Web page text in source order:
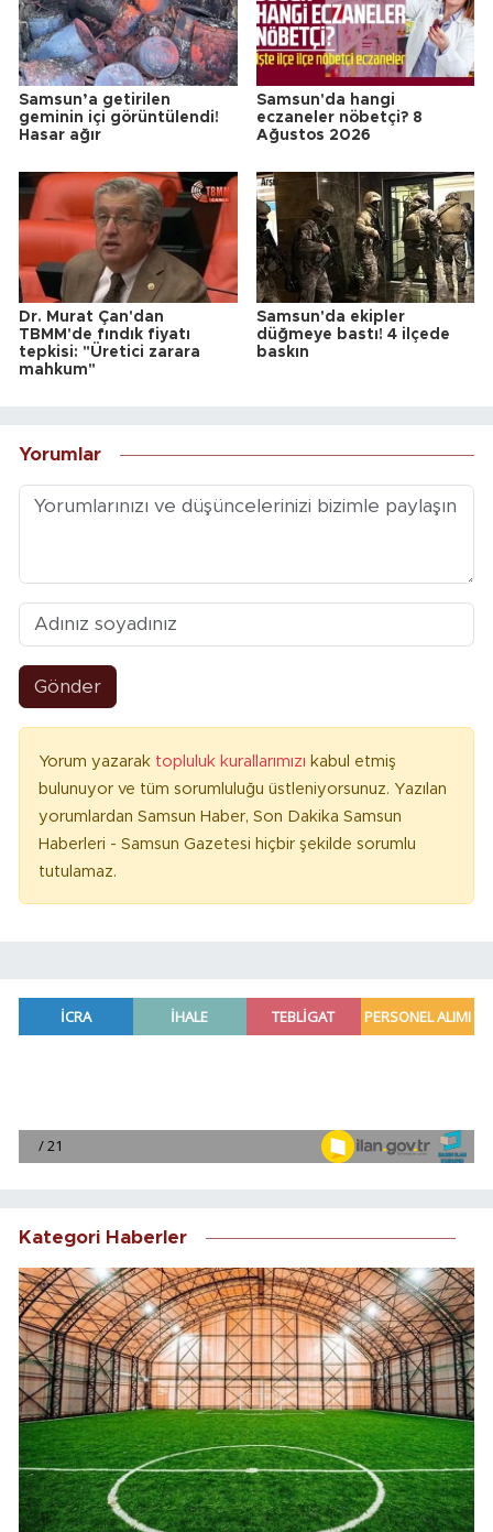
Samsun’a getirilen
geminin içi görüntülendi!
Hasar ağır
Samsun'da hangi
eczaneler nöbetçi? 8
Ağustos 2026
Dr. Murat Çan'dan
TBMM'de fındık fiyatı
tepkisi: "Üretici zarara
mahkum"
Samsun'da ekipler
düğmeye bastı! 4 ilçede
baskın
Yorumlar
Gönder
Yorum yazarak topluluk kurallarımızı kabul etmiş
bulunuyor ve tüm sorumluluğu üstleniyorsunuz. Yazılan
yorumlardan Samsun Haber, Son Dakika Samsun
Haberleri - Samsun Gazetesi hiçbir şekilde sorumlu
tutulamaz.
Kategori Haberler